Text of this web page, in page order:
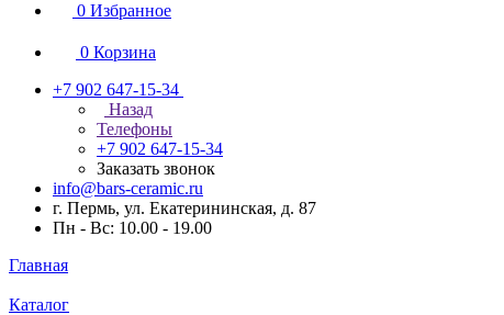
0 Избранное
0 Корзина
+7 902 647-15-34
Назад
Телефоны
+7 902 647-15-34
Заказать звонок
info@bars-ceramic.ru
г. Пермь, ул. Екатерининская, д. 87
Пн - Вс: 10.00 - 19.00
Главная
Каталог